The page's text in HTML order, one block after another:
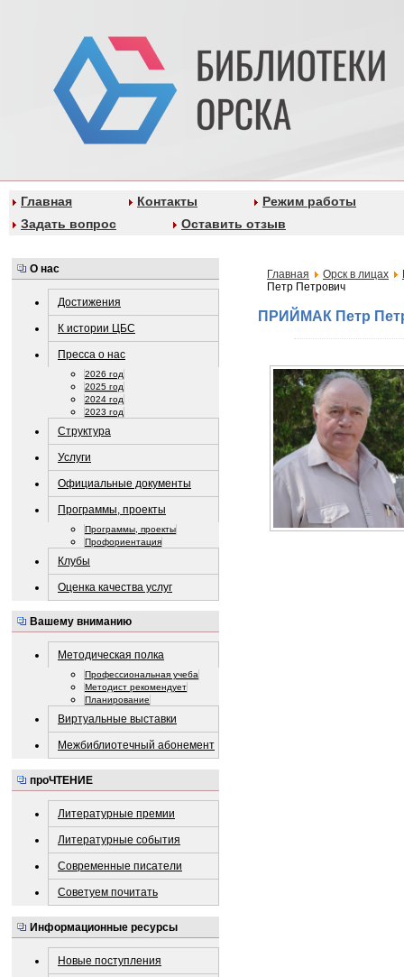
Главная Контакты
Режим работы
Задать вопрос
Оставить отзыв
О нас
Достижения
К истории ЦБС
Пресса о нас
2026 год
2025 год
2024 год
2023 год
Структура
Услуги
Официальные документы
Программы, проекты
Программы, проекты
Профориентация
Клубы
Оценка качества услуг
Вашему вниманию
Методическая полка
Профессиональная учеба
Методист рекомендует
Планирование
Виртуальные выставки
Межбиблиотечный абонемент
проЧТЕНИЕ
Литературные премии
Литературные события
Современные писатели
Советуем почитать
Информационные ресурсы
Новые поступления
Главная Орск в лицах
Петр Петрович
ПРИЙМАК Петр